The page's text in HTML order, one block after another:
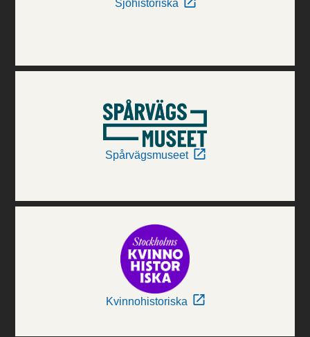
Sjöhistoriska
Spårvägsmuseet
Kvinnohistoriska